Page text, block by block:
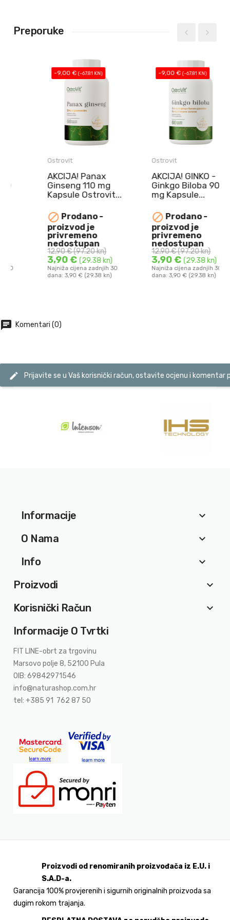
Preporuke
(-67.81 KN)
AKCIJA! Panax
Ginseng 110 mg
Kapsule Ostrovit...
Prodano -
proizvod je
privremeno
nedostupan
12,90 €(97.20 kn)
3,90 €(29.38 kn)
Najniža cijena zadnjih 30
dana: 3,90 € (29.38 kn)
NAJBOLJE
UPOTRIJEBITI DO
10.08.2026.
Panax Ginseng 110
mg Kapsule Ostrovit ...
(-67.81 KN)
AKCIJA! GINKO -
Ginkgo Biloba 90
mg Kapsule...
Prodano -
proizvod je
privremeno
nedostupan
12,90 €(97.20 kn)
3,90 €(29.38 kn)
Najniža cijena zadnjih 30
dana: 3,90 € (29.38 kn)
NAJBOLJE
UPOTRIJEBITI DO
10.08.2026.
GINKO - Ginkgo
Biloba 90 mg Kapsule ...
chat Komentari (0)
edit Prijavite se u Vaš korisnički račun, ostavite ocjenu i komentar
Informacije
keyboard_arrow_down
O Nama
keyboard_arrow_down
Info
keyboard_arrow_down
Proizvodi
keyboard_arrow_down
Korisnički Račun
keyboard_arrow_down
Informacije O Tvrtki
FIT LINE-obrt za trgovinu
Marsovo polje 8, 52100 Pula
OIB: 69842971546
info@naturashop.com.hr
tel: +385 91 762 87 50
Proizvodi od renomiranih proizvođača iz E.U. i
S.A.D-a.
Garancija 100% provjerenih i sigurnih originalnih proizvoda sa
dugim rokom trajanja.